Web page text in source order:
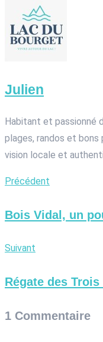
Julien
Habitant et passionné
plages, randos et bons
vision locale et
Précédent
Bois Vidal, un
Suivant
Régate des
1 Commentaire